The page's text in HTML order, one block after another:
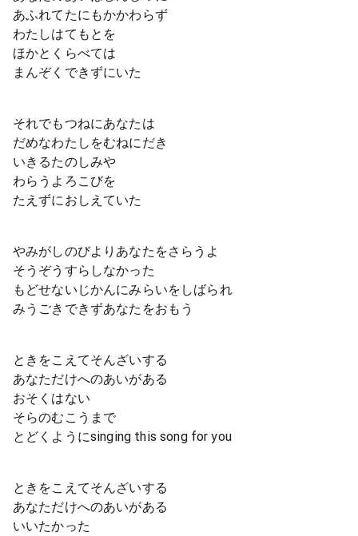
あふれてたにもかかわらず
わたしはてもとを
ほかとくらべては
まんぞくできずにいた
それでもつねにあなたは
だめなわたしをむねにだき
いきるたのしみや
わらうよろこびを
たえずにおしえていた
やみがしのびよりあなたをさらうよ
そうぞうすらしなかった
もどせないじかんにみらいをしばられ
みうごきできずあなたをおもう
ときをこえてそんざいする
あなただけへのあいがある
おそくはない
そらのむこうまで
とどくようにsinging this song for you
ときをこえてそんざいする
あなただけへのあいがある
いいたかった